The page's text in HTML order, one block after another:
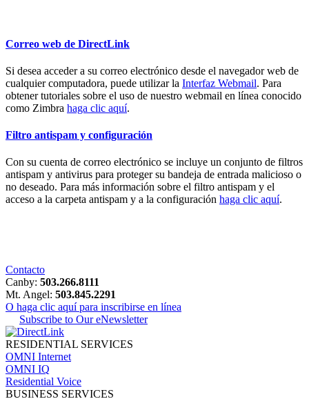
Correo web de DirectLink
Si desea acceder a su correo electrónico desde el navegador web de
cualquier computadora, puede utilizar la Interfaz Webmail. Para
obtener tutoriales sobre el uso de nuestro webmail en línea conocido
como Zimbra haga clic aquí.
Filtro antispam y configuración
Con su cuenta de correo electrónico se incluye un conjunto de filtros
antispam y antivirus para proteger su bandeja de entrada malicioso o
no deseado. Para más información sobre el filtro antispam y el
acceso a la carpeta antispam y a la configuración haga clic aquí.
Contacto
Canby: 503.266.8111
Mt. Angel: 503.845.2291
O haga clic aquí para inscribirse en línea
Subscribe to Our eNewsletter
RESIDENTIAL SERVICES
OMNI Internet
OMNI IQ
Residential Voice
BUSINESS SERVICES